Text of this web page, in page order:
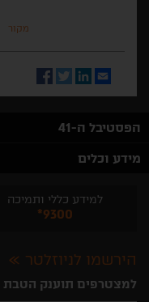
מקור
Email
LinkedIn
Twitter
Facebook
הפסטיבל ה-41
מידע וכלים
למידע כללי ותמיכה
*9300
הירשמו לניוזלטר
למצטרפים תוענק